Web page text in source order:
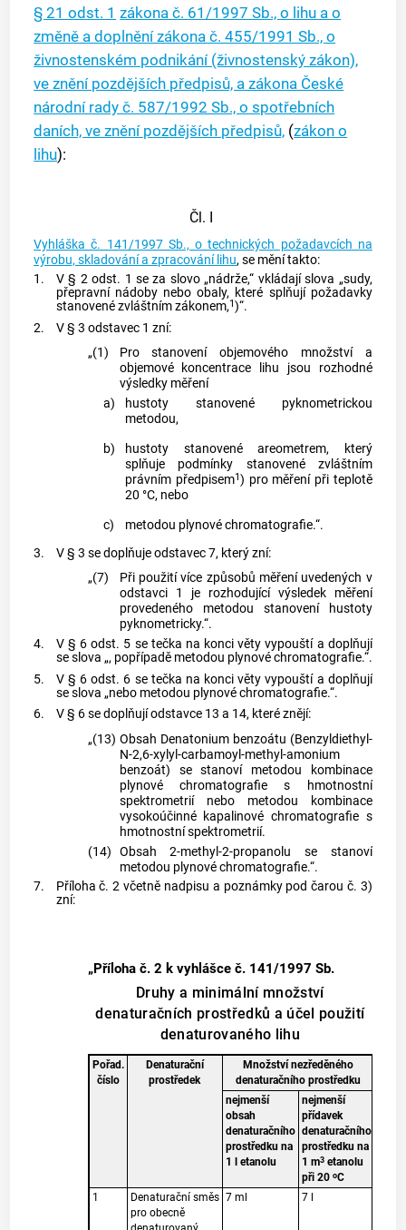
§ 21 odst. 1 zákona č. 61/1997 Sb., o lihu a o
změně a doplnění zákona č. 455/1991 Sb., o
živnostenském podnikání (živnostenský zákon),
ve znění pozdějších předpisů, a zákona České
národní rady č. 587/1992 Sb., o spotřebních
daních, ve znění pozdějších předpisů, (zákon o
lihu):
Čl. I
Vyhláška č. 141/1997 Sb., o technických požadavcích na
výrobu, skladování a zpracování lihu, se mění takto:
1.
V § 2 odst. 1 se za slovo „nádrže,“ vkládají slova „sudy,
přepravní nádoby nebo obaly, které splňují požadavky
stanovené zvláštním zákonem,1)“.
2.
V § 3 odstavec 1 zní:
„(1)
Pro stanovení objemového množství a
objemové koncentrace lihu jsou rozhodné
výsledky měření
a)
hustoty stanovené pyknometrickou
metodou,
b)
hustoty stanovené areometrem, který
splňuje podmínky stanovené zvláštním
právním předpisem1) pro měření při teplotě
20 °C, nebo
c)
metodou plynové chromatografie.“.
3.
V § 3 se doplňuje odstavec 7, který zní:
„(7)
Při použití více způsobů měření uvedených v
odstavci 1 je rozhodující výsledek měření
provedeného metodou stanovení hustoty
pyknometricky.“.
4.
V § 6 odst. 5 se tečka na konci věty vypouští a doplňují
se slova „, popřípadě metodou plynové chromatografie.“.
5.
V § 6 odst. 6 se tečka na konci věty vypouští a doplňují
se slova „nebo metodou plynové chromatografie.“.
6.
V § 6 se doplňují odstavce 13 a 14, které znějí:
„(13) Obsah Denatonium benzoátu (Benzyldiethyl-
N-2,6-xylyl-carbamoyl-methyl-amonium
benzoát) se stanoví metodou kombinace
plynové chromatografie s hmotnostní
spektrometrií nebo metodou kombinace
vysokoúčinné kapalinové chromatografie s
hmotnostní spektrometrií.
(14) Obsah 2-methyl-2-propanolu se stanoví
metodou plynové chromatografie.“.
7.
Příloha č. 2 včetně nadpisu a poznámky pod čarou č. 3)
zní:
„Příloha č. 2 k vyhlášce č. 141/1997 Sb.
Druhy a minimální množství
denaturačních prostředků a účel použití
denaturovaného lihu
Pořad.
číslo
Denaturační
prostředek
Množství nezředěného
denaturačního prostředku
nejmenší
obsah
denaturačního
prostředku na
1 l etanolu
nejmenší
přídavek
denaturačního
prostředku na
1 m3etanolu
při 20 oC
1
Denaturační směs
pro obecně
7 ml 7 l